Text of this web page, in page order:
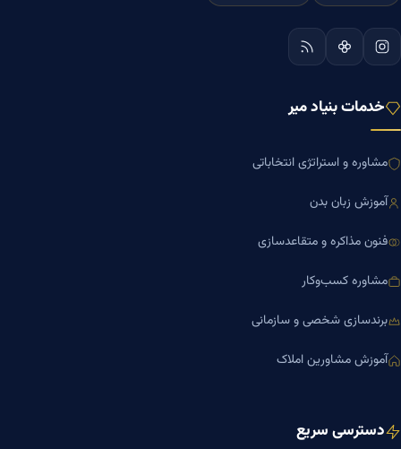
خدمات بنیاد میر
مشاوره و استراتژی انتخاباتی
آموزش زبان بدن
فنون مذاکره و متقاعدسازی
مشاوره کسب‌وکار
برندسازی شخصی و سازمانی
آموزش مشاورین املاک
دسترسی سریع